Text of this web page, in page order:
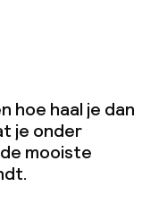
hoe haal je dan
je onder
mooiste